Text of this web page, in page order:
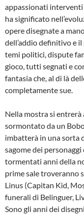
appassionati interventi
ha significato
opere disegnate a
dell’addio definitivo e
temi politici, dispute
gioco, tutti segnati e
fantasia che, al di là
completamente sue.
Nella mostra si
sormontato da un
imbatterà in una sorta
sagome dei
tormentati anni della
prime sale troveranno
Linus (Capitan Kid,
funerali di Belinguer,
Sono gli anni dei